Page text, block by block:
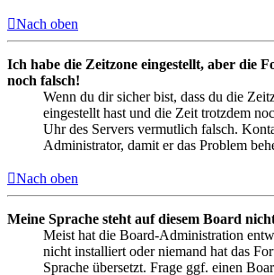
Nach oben
Ich habe die Zeitzone eingestellt, aber die
noch falsch!
Wenn du dir sicher bist, dass du die
eingestellt hast und die Zeit trotzdem
Uhr des Servers vermutlich falsch.
Administrator, damit er das Problem
Nach oben
Meine Sprache steht auf diesem Board
Meist hat die Board-Administration
nicht installiert oder niemand hat das
Sprache übersetzt. Frage ggf. einen